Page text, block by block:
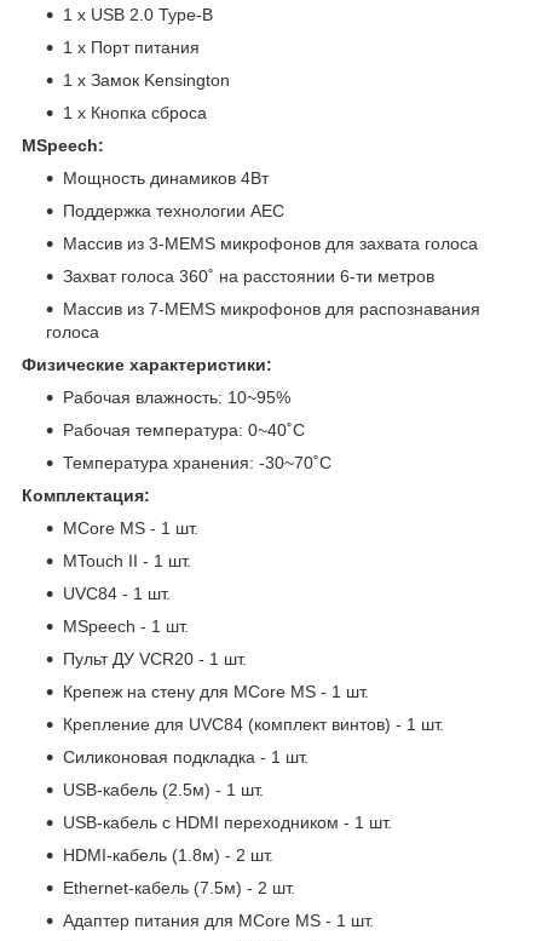
1 x USB 2.0 Type-B
1 x Порт питания
1 x Замок Kensington
1 x Кнопка сброса
MSpeech:
Мощность динамиков 4Вт
Поддержка технологии AEC
Массив из 3-MEMS микрофонов для захвата голоса
Захват голоса 360˚ на расстоянии 6-ти метров
Массив из 7-MEMS микрофонов для распознавания
голоса
Физические характеристики:
Рабочая влажность: 10~95%
Рабочая температура: 0~40˚C
Температура хранения: -30~70˚C
Комплектация:
MCore MS - 1 шт.
MTouch II - 1 шт.
UVC84 - 1 шт.
MSpeech - 1 шт.
Пульт ДУ VCR20 - 1 шт.
Крепеж на стену для MCore MS - 1 шт.
Крепление для UVC84 (комплект винтов) - 1 шт.
Силиконовая подкладка - 1 шт.
USB-кабель (2.5м) - 1 шт.
USB-кабель с HDMI переходником - 1 шт.
HDMI-кабель (1.8м) - 2 шт.
Ethernet-кабель (7.5м) - 2 шт.
Адаптер питания для MCore MS - 1 шт.